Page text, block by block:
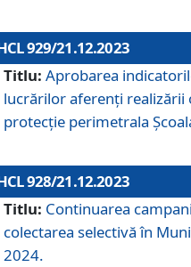
929/21.12.2023
Titlu: Aprobarea
lucrărilor aferenți realizării
protecție perimetrala
928/21.12.2023
Titlu: Continuarea
colectarea selectivă în
2024.